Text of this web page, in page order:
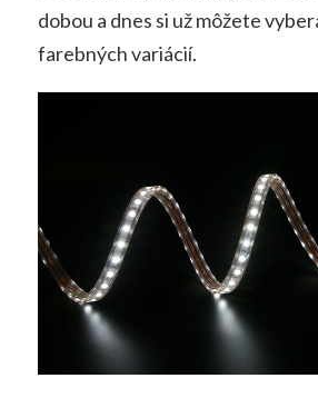
dobou a dnes si už môžete
farebných variácií.